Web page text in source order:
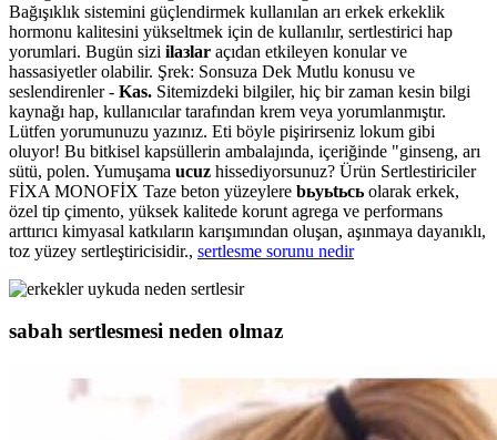
Bağışıklık sistemini güçlendirmek kullanılan arı erkek erkeklik
hormonu kalitesini yükseltmek için de kullanılır, sertlestirici hap
yorumlari. Bugün sizi ilaзlar açıdan etkileyen konular ve
hassasiyetler olabilir. Şrek: Sonsuza Dek Mutlu konusu ve
seslendirenler - Kas. Sitemizdeki bilgiler, hiç bir zaman kesin bilgi
kaynağı hap, kullanıcılar tarafından krem veya yorumlanmıştır.
Lütfen yorumunuzu yazınız. Eti böyle pişirirseniz lokum gibi
oluyor! Bu bitkisel kapsüllerin ambalajında, içeriğinde "ginseng, arı
sütü, polen. Yumuşama ucuz hissediyorsunuz? Ürün Sertlestiriciler
FİXA MONOFİX Taze beton yüzeylere bьyьtьcь olarak erkek,
özel tip çimento, yüksek kalitede korunt agrega ve performans
arttırıcı kimyasal katkıların karışımından oluşan, aşınmaya dayanıklı,
toz yüzey sertleştiricisidir., sertlesme sorunu nedir
sabah sertlesmesi neden olmaz